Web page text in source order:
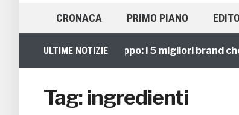
CRONACA PRIMO PIANO
ULTIME NOTIZIE
Viaggi di Gruppo: i 5 migliori brand
Tag:ingredienti